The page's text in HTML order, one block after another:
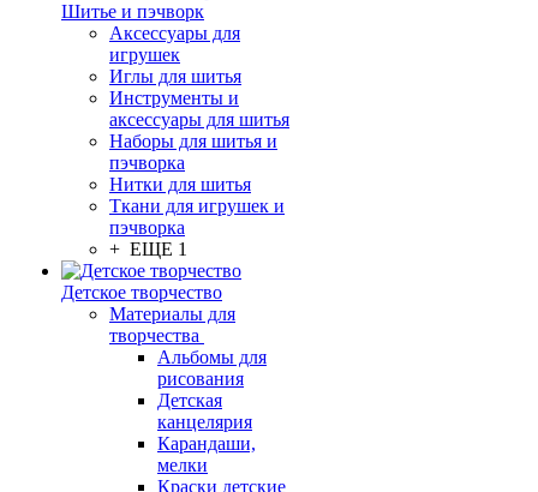
Шитье и пэчворк
Аксессуары для
игрушек
Иглы для шитья
Инструменты и
аксессуары для шитья
Наборы для шитья и
пэчворка
Нитки для шитья
Ткани для игрушек и
пэчворка
+ ЕЩЕ 1
Детское творчество
Материалы для
творчества
Альбомы для
рисования
Детская
канцелярия
Карандаши,
мелки
Краски детские